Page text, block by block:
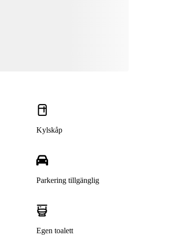
Kylskåp
Parkering tillgänglig
Egen toalett